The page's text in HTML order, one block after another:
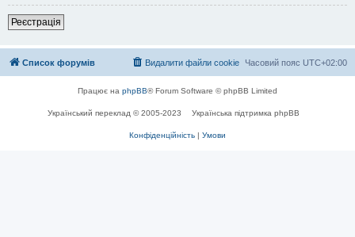
Реєстрація
Список форумів Часовий пояс UTC+02:00
Видалити файли cookie
Працює на phpBB® Forum Software © phpBB Limited
Український переклад © 2005-2023 Українська підтримка phpBB
Конфіденційність | Умови